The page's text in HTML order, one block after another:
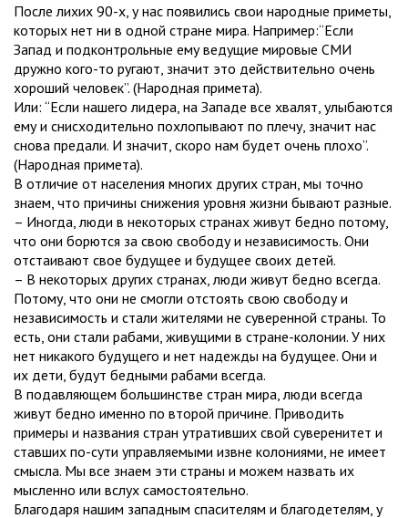
После лихих 90-х, у нас появились свои народные приметы,
которых нет ни в одной стране мира. Например:“Если
Запад и подконтрольные ему ведущие мировые СМИ
дружно кого-то ругают, значит это действительно очень
хороший человек”. (Народная примета).
Или: “Если нашего лидера, на Западе все хвалят, улыбаются
ему и снисходительно похлопывают по плечу, значит нас
снова предали. И значит, скоро нам будет очень плохо”.
(Народная примета).
В отличие от населения многих других стран, мы точно
знаем, что причины снижения уровня жизни бывают разные.
– Иногда, люди в некоторых странах живут бедно потому,
что они борются за свою свободу и независимость. Они
отстаивают свое будущее и будущее своих детей.
– В некоторых других странах, люди живут бедно всегда.
Потому, что они не смогли отстоять свою свободу и
независимость и стали жителями не суверенной страны. То
есть, они стали рабами, живущими в стране-колонии. У них
нет никакого будущего и нет надежды на будущее. Они и
их дети, будут бедными рабами всегда.
В подавляющем большинстве стран мира, люди всегда
живут бедно именно по второй причине. Приводить
примеры и названия стран утративших свой суверенитет и
ставших по-сути управляемыми извне колониями, не имеет
смысла. Мы все знаем эти страны и можем назвать их
мысленно или вслух самостоятельно.
Благодаря нашим западным спасителям и благодетелям, у